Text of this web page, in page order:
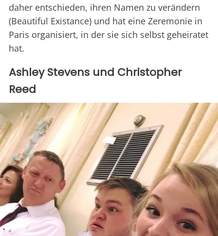
daher entschieden, ihren Namen zu verändern
(Beautiful Existance) und hat eine Zeremonie in
Paris organisiert, in der sie sich selbst geheiratet
hat.
Ashley Stevens und Christopher
Reed